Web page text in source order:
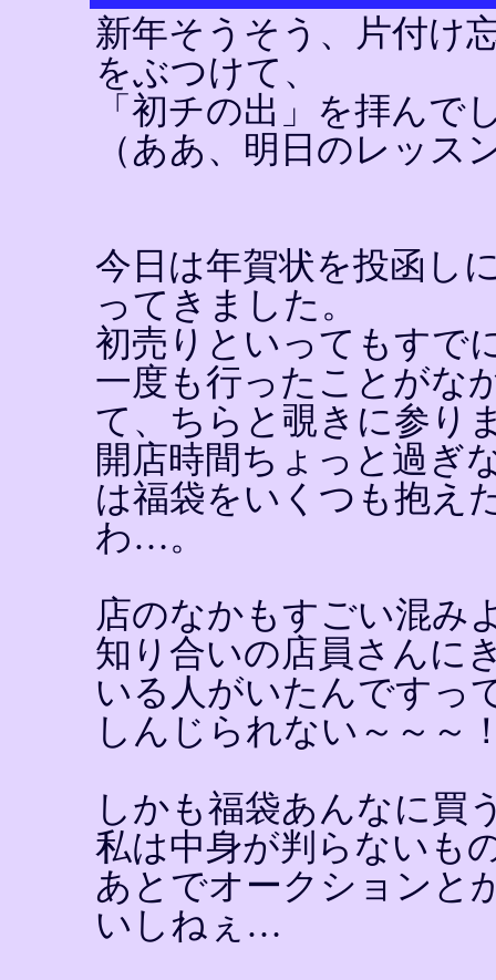
新年そうそう、片付け
をぶつけて、
「初チの出」を拝んで
（ああ、明日のレッ
今日は年賀状を投函し
ってきました。
初売りといってもすで
一度も行ったことがな
て、ちらと覗きに参り
開店時間ちょっと過ぎ
は福袋をいくつも抱え
わ…。
店のなかもすごい混み
知り合いの店員さんに
いる人がいたんですっ
しんじられない～～～
しかも福袋あんなに買
私は中身が判らないも
あとでオークションと
いしねぇ…